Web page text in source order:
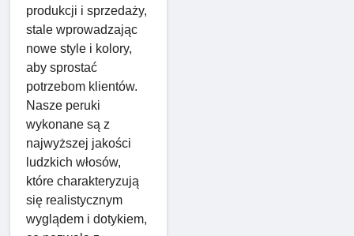
produkcji i sprzedaży,
stale wprowadzając
nowe style i kolory,
aby sprostać
potrzebom klientów.
Nasze peruki
wykonane są z
najwyższej jakości
ludzkich włosów,
które charakteryzują
się realistycznym
wyglądem i dotykiem,